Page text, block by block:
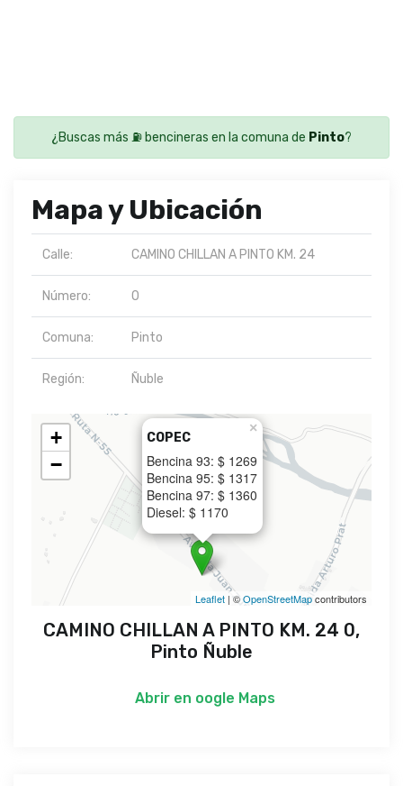
¿Buscas más ⛽ bencineras en la comuna de Pinto?
Mapa y Ubicación
Calle: CAMINO CHILLAN A PINTO KM. 24
Número: 0
Comuna: Pinto
Región: Ñuble
COPEC
Bencina 93: $ 1269
Bencina 95: $ 1317
Bencina 97: $ 1360
Diesel: $ 1170
×
+
−
Leaflet | ©OpenStreetMapcontributors
CAMINO CHILLAN A PINTO KM. 24 0,
Pinto Ñuble
Abrir en oogle Maps